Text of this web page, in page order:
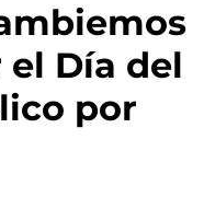
Día del
por